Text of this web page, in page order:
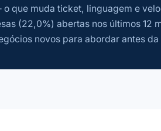
o que muda ticket, linguagem e
(22,0%) abertas nos últimos 12
novos para abordar antes